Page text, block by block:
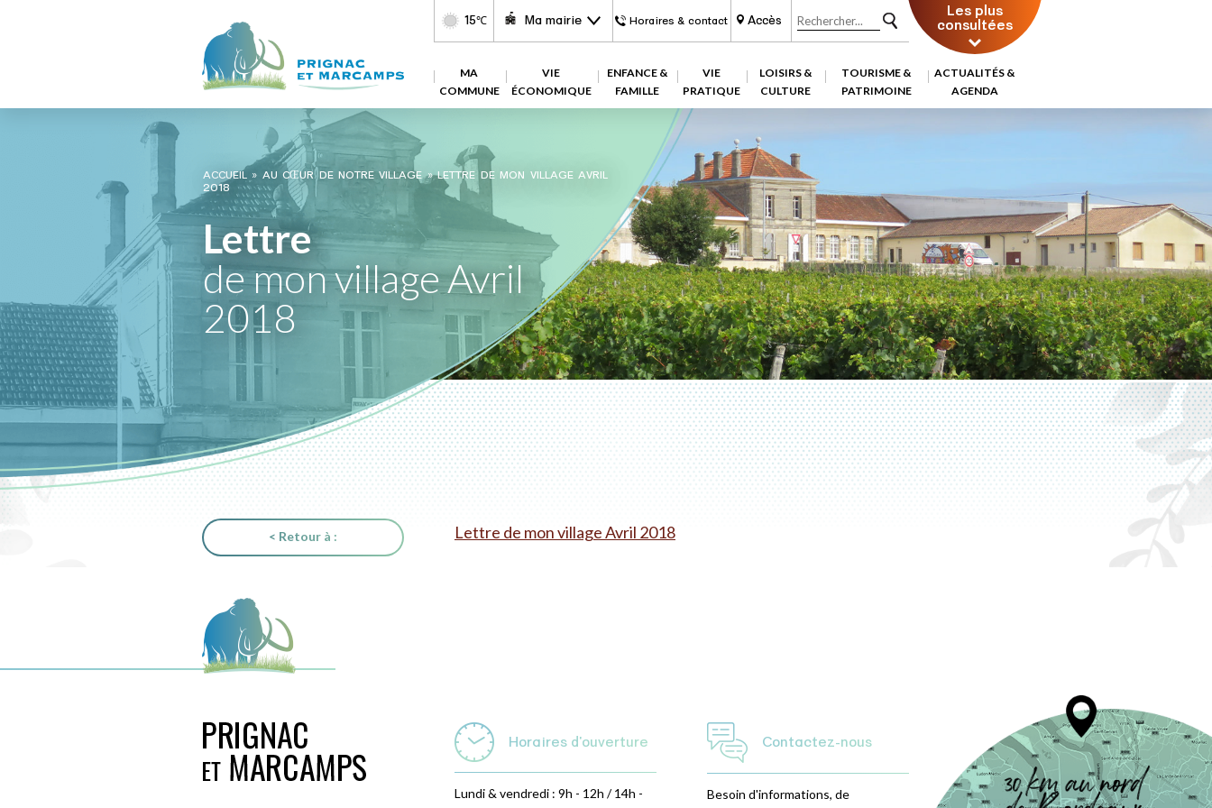
15℃ Ma mairie Horaires & contact Accès Les plus
consultées
MA
COMMUNE
VIE
ÉCONOMIQUE
ENFANCE &
FAMILLE
VIE
PRATIQUE
LOISIRS &
CULTURE
TOURISME &
PATRIMOINE
ACTUALITÉS &
AGENDA
ACCUEIL» AU CŒUR DE NOTRE VILLAGE»LETTRE DE MON VILLAGE AVRIL
2018
Lettre
de mon village Avril
2018
< Retour à : Lettre de mon village Avril 2018
Horaires d'ouverture
Lundi & vendredi : 9h - 12h / 14h -
Contactez-nous
Besoin d'informations, de